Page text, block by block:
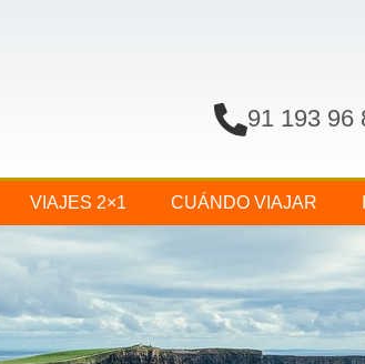
91 193 96
VIAJES 2×1 CUÁNDO VIAJAR